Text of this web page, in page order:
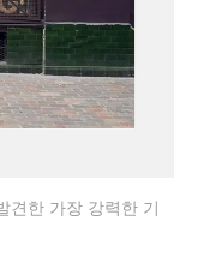
견한 가장 강력한 기